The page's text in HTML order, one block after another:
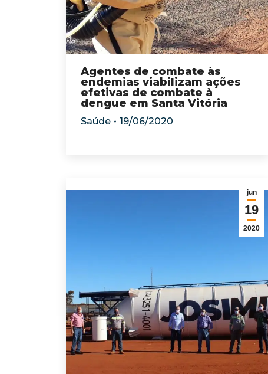
Agentes de combate às
endemias viabilizam ações
efetivas de combate à
dengue em Santa Vitória
Saúde 19/06/2020
jun
19
2020